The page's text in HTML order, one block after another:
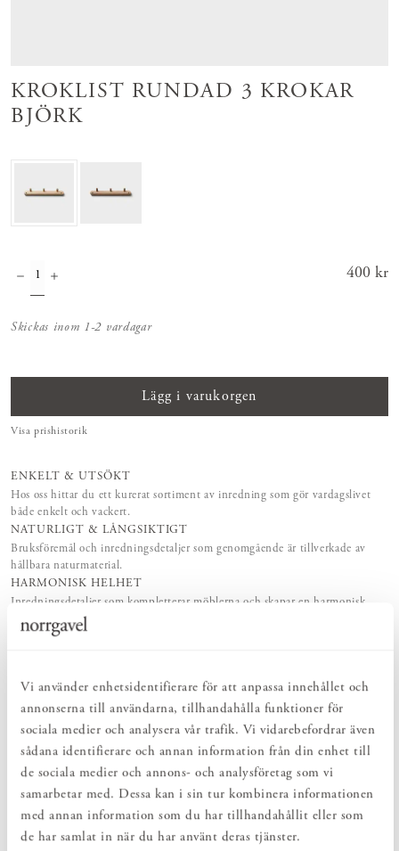
Vi använder enhetsidentifierare för att anpassa innehållet och
annonserna till användarna, tillhandahålla funktioner för
sociala medier och analysera vår trafik. Vi vidarebefordrar även
sådana identifierare och annan information från din enhet till
de sociala medier och annons- och analysföretag som vi
samarbetar med. Dessa kan i sin tur kombinera informationen
med annan information som du har tillhandahållit eller som
de har samlat in när du har använt deras tjänster.
KROKLIST RUNDAD 3 KROKAR
BJÖRK
Pris :
400 kr
Skickas inom 1-2 vardagar
Lägg i varukorgen
Visa prishistorik
ENKELT & UTSÖKT
Hos oss hittar du ett kurerat sortiment av inredning som gör vardagslivet
både enkelt och vackert.
NATURLIGT & LÅNGSIKTIGT
Bruksföremål och inredningsdetaljer som genomgående är tillverkade av
hållbara naturmaterial.
HARMONISK HELHET
Inredningsdetaljer som kompletterar möblerna och skapar en harmonisk
helhetsupplevelse.
PRODUKTBESKRIVNING
Kroklist Rundad är vad den heter – en rundare version av vår
klassiska Kroklist Rak. Motsvarande mått men med en mjukare
profil. En stilren och praktisk inredningsdetalj som enkelt skapar
ordning och reda i hemmet. Välj längd på Kroklist Rundad
beroende på hur många krokar du behöver. Vi kallar den Kroklist,
men kärt barn har många namn – knopplist, hängare, krokbräda,
knoppbräda, klädhängare eller vägghängare. En minimöbel som
träslag. Välj att behålla den obehandlad eller ytbehandla själv.